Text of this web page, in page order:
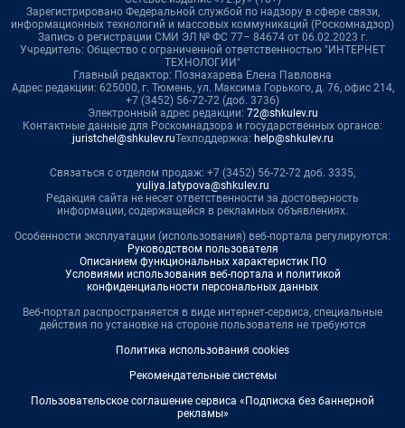
Зарегистрировано Федеральной службой по надзору в сфере связи,
информационных технологий и массовых коммуникаций (Роскомнадзор)
Запись о регистрации СМИ ЭЛ № ФС 77– 84674 от 06.02.2023 г.
Учредитель: Общество с ограниченной ответственностью "ИНТЕРНЕТ
ТЕХНОЛОГИИ"
Главный редактор: Познахарева Елена Павловна
Адрес редакции: 625000, г. Тюмень, ул. Максима Горького, д. 76, офис 214,
+7 (3452) 56-72-72 (доб. 3736)
Электронный адрес редакции: 72@shkulev.ru
Контактные данные для Роскомнадзора и государственных органов:
juristchel@shkulev.ruТехподдержка: help@shkulev.ru
Связаться с отделом продаж: +7 (3452) 56-72-72 доб. 3335,
yuliya.latypova@shkulev.ru
Редакция сайта не несет ответственности за достоверность
информации, содержащейся в рекламных объявлениях.
Особенности эксплуатации (использования) веб-портала регулируются:
Руководством пользователя
Описанием функциональных характеристик ПО
Условиями использования веб-портала и политикой
конфиденциальности персональных данных
Веб-портал распространяется в виде интернет-сервиса, специальные
действия по установке на стороне пользователя не требуются
Политика использования cookies
Рекомендательные системы
Пользовательское соглашение сервиса «Подписка без баннерной
рекламы»